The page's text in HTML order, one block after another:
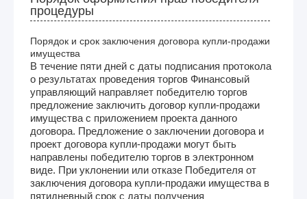
процедуры
Порядок и срок заключения договора купли-продажи
имущества
В течение пяти дней с даты подписания протокола
о результатах проведения торгов Финансовый
управляющий направляет победителю торгов
предложение заключить договор купли-продажи
имущества с приложением проекта данного
договора. Предложение о заключении договора и
проект договора купли-продажи могут быть
направлены победителю торгов в электронном
виде. При уклонении или отказе Победителя от
заключения договора купли-продажи имущества в
пятидневный срок с даты получения